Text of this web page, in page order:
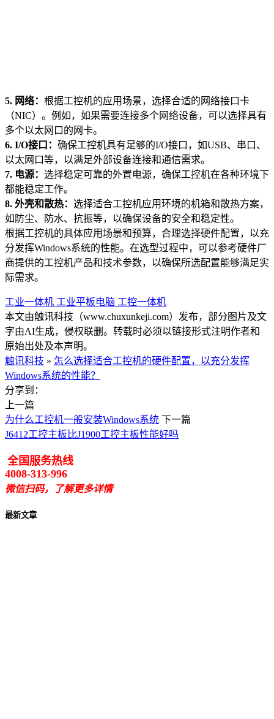
5. 网络： 根据工控机的应用场景，选择合适的网络接口卡
（NIC）。例如，如果需要连接多个网络设备，可以选择具有
多个以太网口的网卡。
6. I/O接口： 确保工控机具有足够的I/O接口，如USB、串口、
以太网口等，以满足外部设备连接和通信需求。
7. 电源： 选择稳定可靠的外置电源，确保工控机在各种环境下
都能稳定工作。
8. 外壳和散热： 选择适合工控机应用环境的机箱和散热方案，
如防尘、防水、抗振等，以确保设备的安全和稳定性。
根据工控机的具体应用场景和预算，合理选择硬件配置，以充
分发挥Windows系统的性能。在选型过程中，可以参考硬件厂
商提供的工控机产品和技术参数，以确保所选配置能够满足实
际需求。
工业一体机 工业平板电脑 工控一体机
本文由触讯科技（www.chuxunkeji.com）发布，部分图片及文
字由AI生成，侵权联删。转载时必须以链接形式注明作者和
原始出处及本声明。
触讯科技 » 怎么选择适合工控机的硬件配置，以充分发挥
Windows系统的性能？
分享到：
上一篇
为什么工控机一般安装Windows系统 下一篇
J6412工控主板比J1900工控主板性能好吗
全国服务热线
4008-313-996
微信扫码，了解更多详情
最新文章